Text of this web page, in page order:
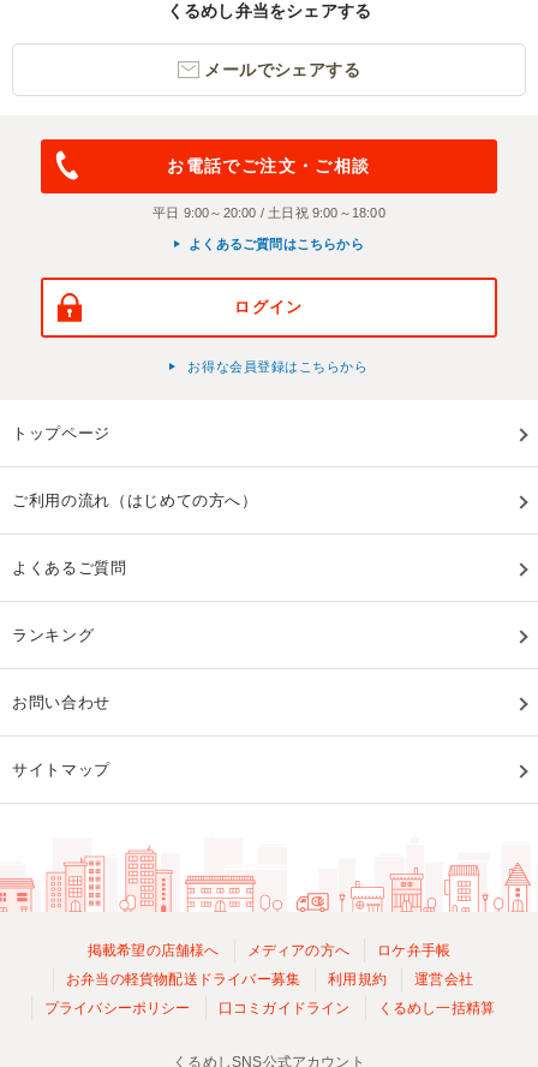
くるめし弁当をシェアする
メールでシェアする
お電話でご注文・ご相談
平日 9:00～20:00 / 土日祝 9:00～18:00
よくあるご質問はこちらから
ログイン
お得な会員登録はこちらから
トップページ
ご利用の流れ（はじめての方へ）
よくあるご質問
ランキング
お問い合わせ
サイトマップ
掲載希望の店舗様へ メディアの方へ
ロケ弁手帳
お弁当の軽貨物配送ドライバー募集
利用規約
運営会社
プライバシーポリシー
口コミガイドライン くるめし一括精算
くるめしSNS公式アカウント